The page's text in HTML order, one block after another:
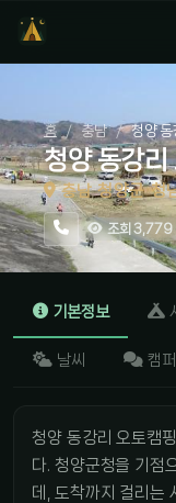
홈 충남 청양
청양 동강리
충남 청양군
조회 3,779
기본정보
날씨 캠
청양 동강리 오토캠
다. 청양군청을 기점
데, 도착까지 걸리는